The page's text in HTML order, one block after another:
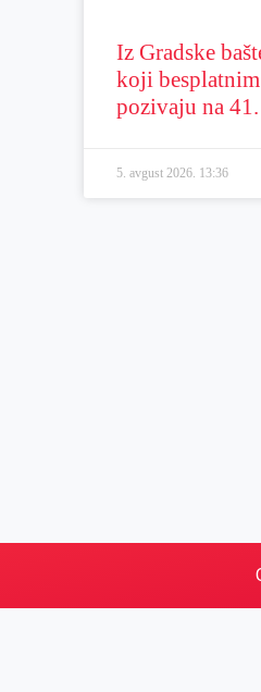
Iz Gradske
koji
pozivaju na
5. avgust 2026. 13:36